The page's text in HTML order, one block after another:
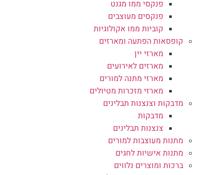
פנקסי ממו מגנט
פנקסים מעוצבים
קוביות ממו אקולוגיות
קופסאות הפתעה ומארזים
מארזי יין
מארזים לאירועים
מארזי מתנה למורים
מארזי מזכרות מטיולים
מדבקות וצנצנות תבלינים
מדבקות
צנצנות תבלינים
מתנות מעוצבות למורים
מתנות אישיות לחגים
ברכות ומוצרים נלווים